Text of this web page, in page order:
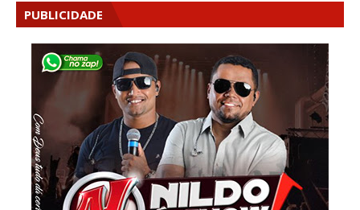
PUBLICIDADE